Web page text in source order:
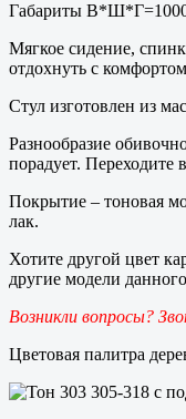
Габариты
Мягкое сидение,
отдохнуть с
Стул изготовлен из
Разнообразие
порадует. Переходите
Покрытие – тоновая
лак.
Хотите другой цвет
другие модели
Возникли вопросы?
Цветовая палитра